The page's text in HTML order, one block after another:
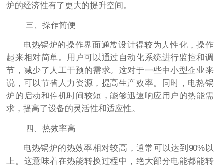
炉的经济性有了更大的提升空间。
三、操作简便
电热锅炉的操作界面通常设计得较为人性化，操作
起来相对简单。用户可以通过自动化系统进行监控和调
节，减少了人工干预的需求。这对于一些中小型企业来
说，可以节省人力资源，提高生产效率。同时，电热锅
炉的启动和停机时间较短，能够迅速响应用户的热能需
求，提高了设备的灵活性和适应性。
四、热效率高
电热锅炉的热效率相对较高，通常可以达到90%以
上。这意味着在热能转换过程中，绝大部分电能都能转